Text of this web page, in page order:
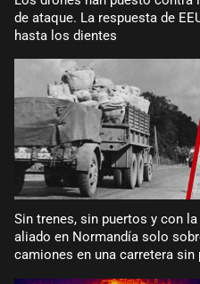
de ataque. La respuesta de
hasta los dientes
Sin trenes, sin puertos y con
aliado en Normandía solo
camiones en una carretera sin